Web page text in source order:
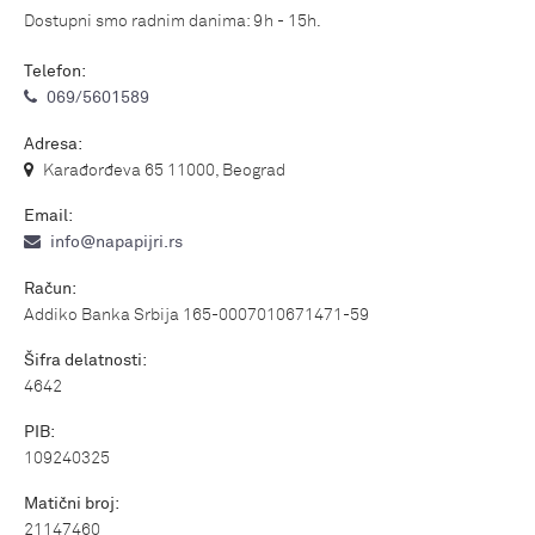
Dostupni smo radnim danima: 9h - 15h.
Telefon:
069/5601589
Adresa:
Karađorđeva 65 11000, Beograd
Email:
info@napapijri.rs
Račun:
Addiko Banka Srbija 165-0007010671471-59
Šifra delatnosti:
4642
PIB:
109240325
Matični broj:
21147460